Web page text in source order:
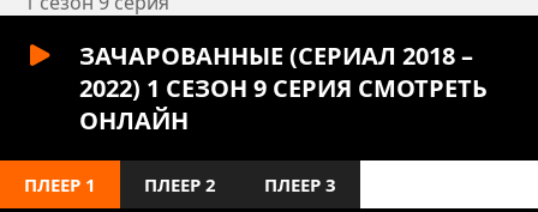
ЗАЧАРОВАННЫЕ (СЕРИАЛ 2018 –
2022) 1 СЕЗОН 9 СЕРИЯ СМОТРЕТЬ
ОНЛАЙН
ПЛЕЕР 1 ПЛЕЕР 2 ПЛЕЕР 3